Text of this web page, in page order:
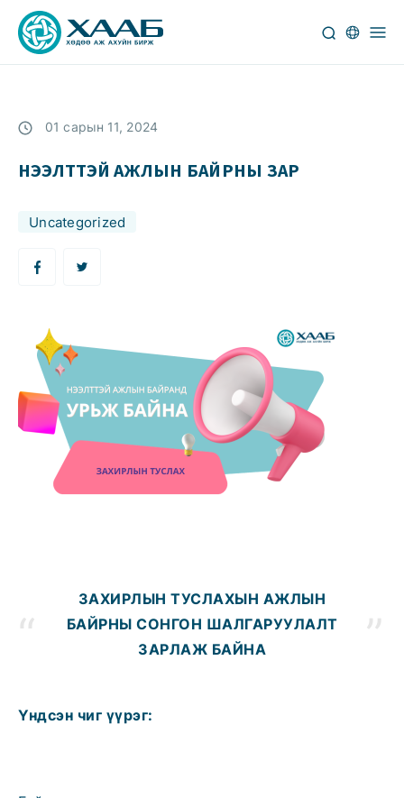
01 сарын 11, 2024
НЭЭЛТТЭЙ АЖЛЫН БАЙРНЫ ЗАР
Uncategorized
ЗАХИРЛЫН ТУСЛАХЫН АЖЛЫН
БАЙРНЫ СОНГОН ШАЛГАРУУЛАЛТ
ЗАРЛАЖ БАЙНА
Үндсэн чиг үүрэг: